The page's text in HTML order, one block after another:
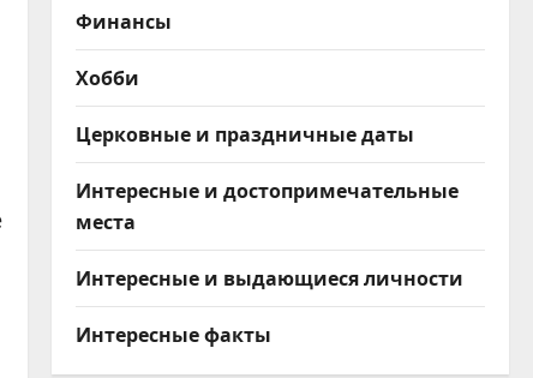
Финансы
Хобби
Церковные и праздничные даты
Интересные и достопримечательные
места
Интересные и выдающиеся личности
Интересные факты